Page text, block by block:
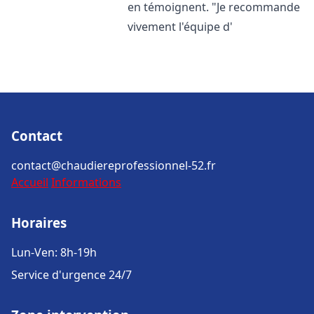
en témoignent. "Je recommande
vivement l'équipe d'
Contact
contact@chaudiereprofessionnel-52.fr
Accueil Informations
Horaires
Lun-Ven: 8h-19h
Service d'urgence 24/7